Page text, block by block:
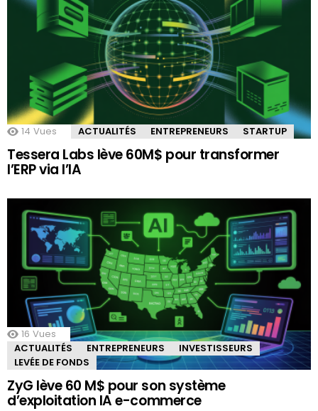
14 Vues ACTUALITÉS ENTREPRENEURS STARTUP
Tessera Labs lève 60M$ pour transformer
l’ERP via l’IA
16 Vues
ACTUALITÉS
ENTREPRENEURS
INVESTISSEURS
LEVÉE DE FONDS
ZyG lève 60 M$ pour son système
d’exploitation IA e-commerce